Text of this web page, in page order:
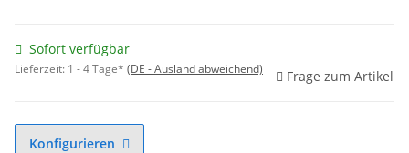
Sofort verfügbar
Lieferzeit: 1 - 4 Tage* (DE - Ausland abweichend) Frage zum Artikel
Konfigurieren